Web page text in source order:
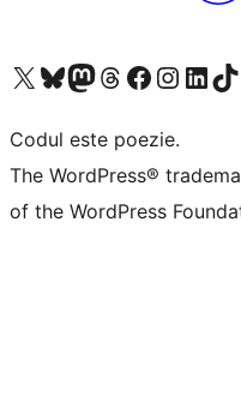
Mergi la contul nostru X (fost Twitter)
Vizitează contul nostru Bluesky
Vizitează contul nostru Mastodon
Vizitează contul nostru Threads
Vizitează pagina noastră
Vizitează-ne
Vizitează-
Codul este poezie.
The WordPress®
of the WordPress